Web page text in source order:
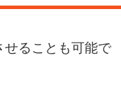
せることも可能で